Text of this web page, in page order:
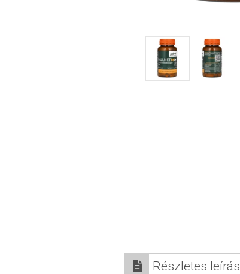
Részletes leírás